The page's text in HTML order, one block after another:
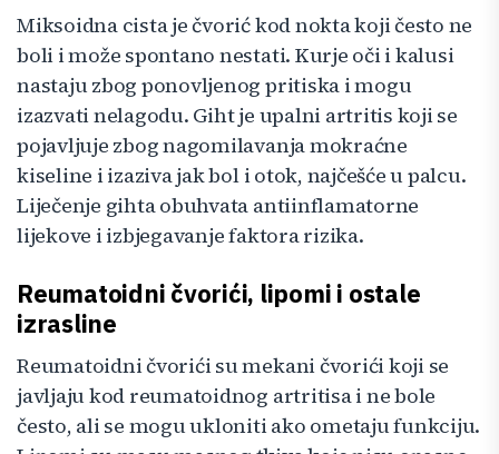
Miksoidna cista je čvorić kod nokta koji često ne
boli i može spontano nestati. Kurje oči i kalusi
nastaju zbog ponovljenog pritiska i mogu
izazvati nelagodu. Giht je upalni artritis koji se
pojavljuje zbog nagomilavanja mokraćne
kiseline i izaziva jak bol i otok, najčešće u palcu.
Liječenje gihta obuhvata antiinflamatorne
lijekove i izbjegavanje faktora rizika.
Reumatoidni čvorići, lipomi i ostale
izrasline
Reumatoidni čvorići su mekani čvorići koji se
javljaju kod reumatoidnog artritisa i ne bole
često, ali se mogu ukloniti ako ometaju funkciju.